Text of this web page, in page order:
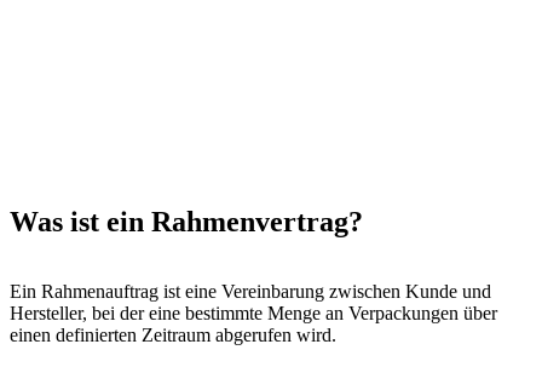
Was ist ein Rahmenvertrag?
Ein Rahmenauftrag ist eine Vereinbarung zwischen Kunde und
Hersteller, bei der eine bestimmte Menge an Verpackungen über
einen definierten Zeitraum abgerufen wird.